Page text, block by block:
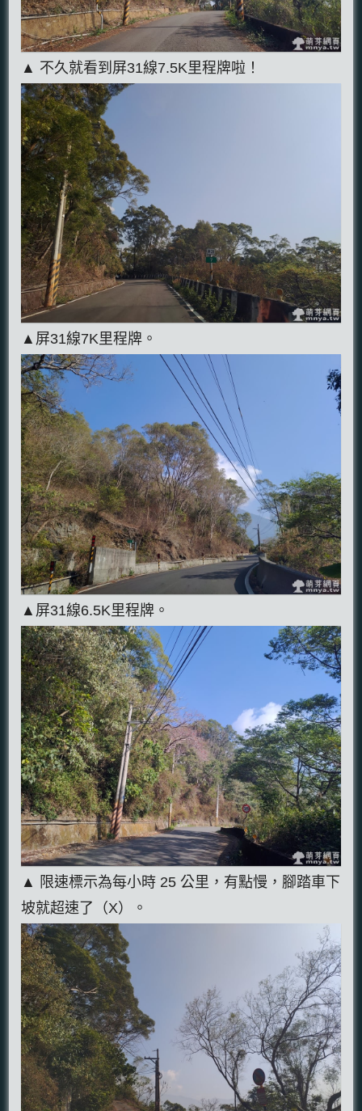
▲ 不久就看到屏31線7.5K里程牌啦！
▲屏31線7K里程牌。
▲屏31線6.5K里程牌。
▲ 限速標示為每小時 25 公里，有點慢，腳踏車下
坡就超速了（X）。